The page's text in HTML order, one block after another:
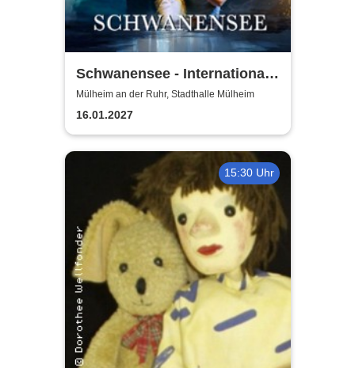
Schwanensee - International
Ballet Company Italia
Mülheim an der Ruhr, Stadthalle Mülheim
16.01.2027
15:30 Uhr